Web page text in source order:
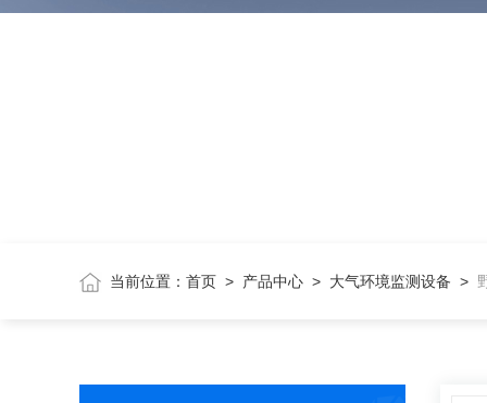
当前位置： 首页> 产品中心> 大气环境监测设备 >